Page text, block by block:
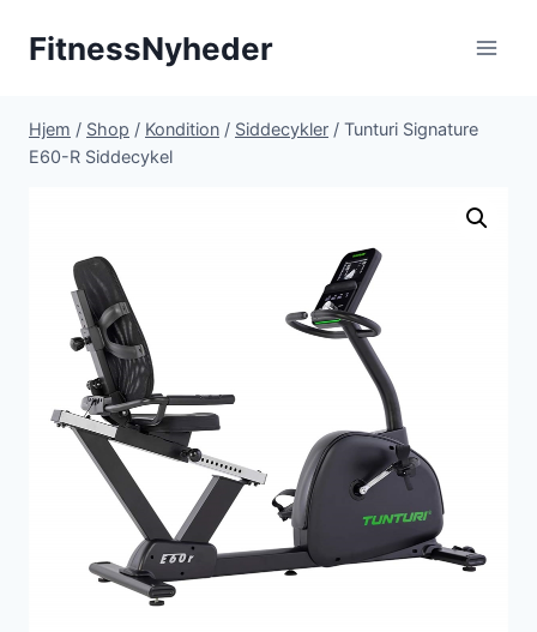
FitnessNyheder
Hjem / Shop / Kondition / Siddecykler / Tunturi Signature
E60-R Siddecykel